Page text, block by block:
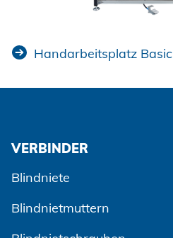
Handarbeitsplatz Basic
VERBINDER
Blindniete
Blindnietmuttern